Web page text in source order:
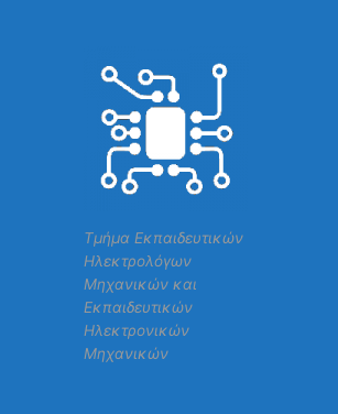
Τμήμα Εκπαιδευτικών
Ηλεκτρολόγων
Μηχανικών και
Εκπαιδευτικών
Ηλεκτρονικών
Μηχανικών